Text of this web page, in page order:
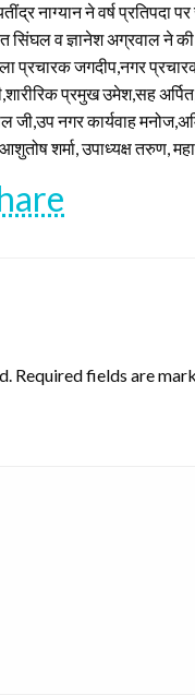
नाग्यान ने वर्ष प्रतिपदा
सिंघल व ज्ञानेश अग्रवाल ने
प्रचारक जगदीप,नगर
प्रमुख उमेश,सह
नगर कार्यवाह
शर्मा, उपाध्यक्ष तरुण,
Required fields are